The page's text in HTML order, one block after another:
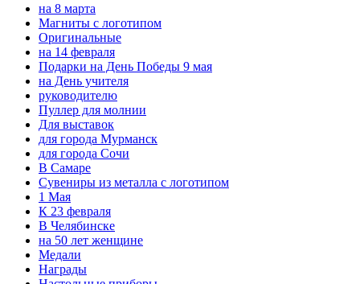
на 8 марта
Магниты с логотипом
Оригинальные
на 14 февраля
Подарки на День Победы 9 мая
на День учителя
руководителю
Пуллер для молнии
Для выставок
для города Мурманск
для города Сочи
В Самаре
Сувениры из металла с логотипом
1 Мая
К 23 февраля
В Челябинске
на 50 лет женщине
Медали
Награды